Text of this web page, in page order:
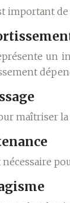
important
maîtriser